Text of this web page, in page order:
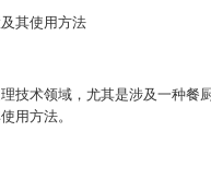
其使用方法
技术领域，尤其是涉及一种餐
用方法。